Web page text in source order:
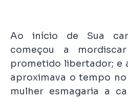
Ao início de Sua
começou a
prometido libertador; e
aproximava o tempo
mulher esmagaria a